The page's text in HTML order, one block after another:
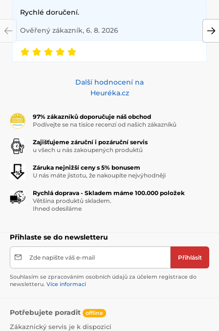
Rychlé doručení.
Ověřený zákazník, 6. 8. 2026
Další hodnocení na
Heuréka.cz
97% zákazníků doporučuje náš obchod
Podívejte se na tisíce recenzí od našich zákazníků
Zajišťujeme záruční i pozáruční servis
u všech u nás zakoupených produktů
Záruka nejnižší ceny s 5% bonusem
U nás máte jistotu, že nakoupíte nejvýhodněji
Rychlá doprava - Skladem máme 100.000 položek
Většina produktů skladem.
Ihned odesíláme
Přihlaste se do newsletteru
Zde napište váš e-mail Přihlásit
Souhlasím se zpracováním osobních údajů za účelem registrace do
newsletteru. Více informací
Potřebujete poradit offline
Zákaznický servis je k dispozici